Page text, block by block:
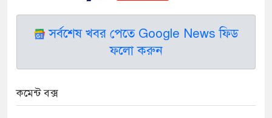
সর্বশেষ খবর পেতে Google News ফিড
ফলো করুন
কমেন্ট বক্স